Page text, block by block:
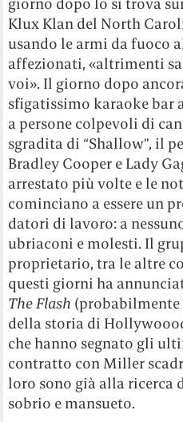
Klux Klan del North
usando le armi da fuoco
affezionati, «altrimenti
voi». Il giorno dopo
sfigatissimo karaoke bar
a persone colpevoli di
sgradita di “Shallow”, il
Bradley Cooper e Lady
arrestato più volte e le
cominciano a essere un
datori di lavoro: a
ubriaconi e molesti. Il
proprietario, tra le altre
questi giorni ha
The Flash
della storia di
che hanno segnato gli
contratto con Miller
loro sono già alla ricerca
sobrio e mansueto.